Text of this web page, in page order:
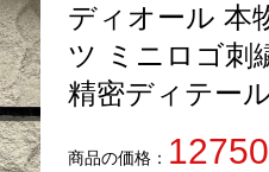
。上質な仕上がりをお見逃しなく
ディオール 本
ツ ミニロゴ刺
精密ディテー
商品の価格： 12750